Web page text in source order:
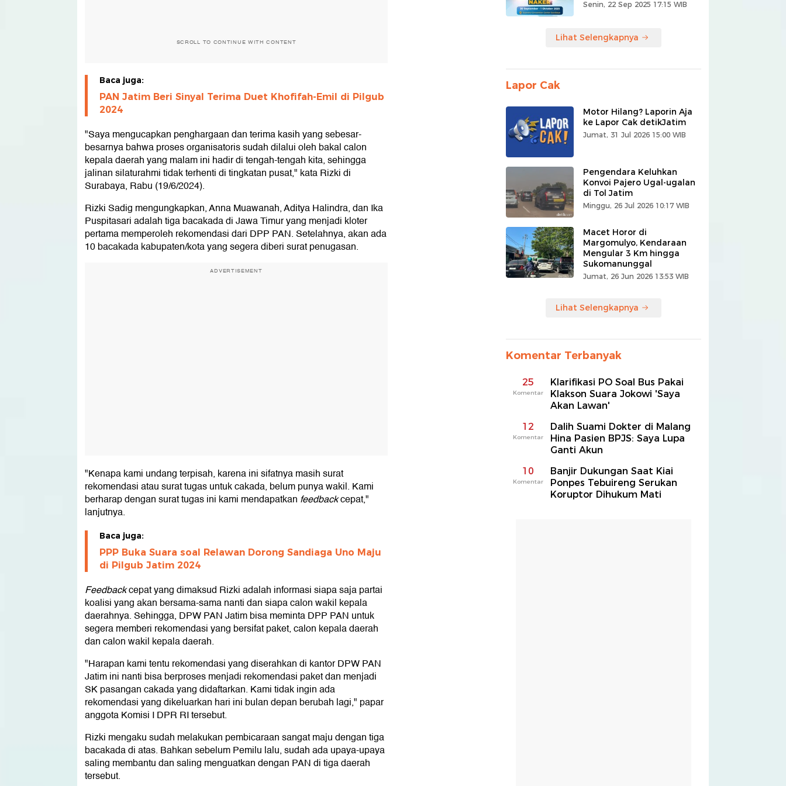
SCROLL TO CONTINUE WITH CONTENT
Baca juga:
PAN Jatim Beri Sinyal Terima Duet Khofifah-Emil di Pilgub
2024
"Saya mengucapkan penghargaan dan terima kasih yang sebesar-
besarnya bahwa proses organisatoris sudah dilalui oleh bakal calon
kepala daerah yang malam ini hadir di tengah-tengah kita, sehingga
jalinan silaturahmi tidak terhenti di tingkatan pusat," kata Rizki di
Surabaya, Rabu (19/6/2024).
Rizki Sadig mengungkapkan, Anna Muawanah, Aditya Halindra, dan Ika
Puspitasari adalah tiga bacakada di Jawa Timur yang menjadi kloter
pertama memperoleh rekomendasi dari DPP PAN. Setelahnya, akan ada
10 bacakada kabupaten/kota yang segera diberi surat penugasan.
ADVERTISEMENT
"Kenapa kami undang terpisah, karena ini sifatnya masih surat
rekomendasi atau surat tugas untuk cakada, belum punya wakil. Kami
berharap dengan surat tugas ini kami mendapatkan feedbackcepat,"
lanjutnya.
Baca juga:
PPP Buka Suara soal Relawan Dorong Sandiaga Uno Maju
di Pilgub Jatim 2024
Feedbackcepat yang dimaksud Rizki adalah informasi siapa saja partai
koalisi yang akan bersama-sama nanti dan siapa calon wakil kepala
daerahnya. Sehingga, DPW PAN Jatim bisa meminta DPP PAN untuk
segera memberi rekomendasi yang bersifat paket, calon kepala daerah
dan calon wakil kepala daerah.
"Harapan kami tentu rekomendasi yang diserahkan di kantor DPW PAN
Jatim ini nanti bisa berproses menjadi rekomendasi paket dan menjadi
SK pasangan cakada yang didaftarkan. Kami tidak ingin ada
rekomendasi yang dikeluarkan hari ini bulan depan berubah lagi," papar
anggota Komisi I DPR RI tersebut.
Rizki mengaku sudah melakukan pembicaraan sangat maju dengan tiga
bacakada di atas. Bahkan sebelum Pemilu lalu, sudah ada upaya-upaya
saling membantu dan saling menguatkan dengan PAN di tiga daerah
tersebut.
Senin, 22 Sep 2025 17:15 WIB
Lihat Selengkapnya
Lapor Cak
Motor Hilang? Laporin Aja
ke Lapor Cak detikJatim
Jumat, 31 Jul 2026 15:00 WIB
Pengendara Keluhkan
Konvoi Pajero Ugal-ugalan
di Tol Jatim
Minggu, 26 Jul 2026 10:17 WIB
Macet Horor di
Margomulyo, Kendaraan
Mengular 3 Km hingga
Sukomanunggal
Jumat, 26 Jun 2026 13:53 WIB
Lihat Selengkapnya
Komentar Terbanyak
25
Komentar
Klarifikasi PO Soal Bus Pakai
Klakson Suara Jokowi 'Saya
Akan Lawan'
12
Komentar
Dalih Suami Dokter di Malang
Hina Pasien BPJS: Saya Lupa
Ganti Akun
10
Komentar
Banjir Dukungan Saat Kiai
Ponpes Tebuireng Serukan
Koruptor Dihukum Mati